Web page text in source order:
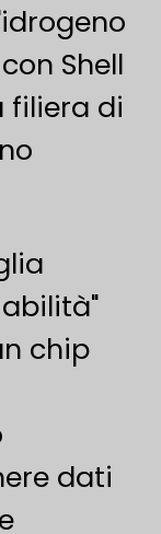
Shell
filiera di
chip
dati